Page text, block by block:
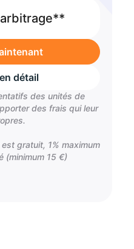
détail
des unités de
des frais qui leur
gratuit, 1% maximum
(minimum 15 €)